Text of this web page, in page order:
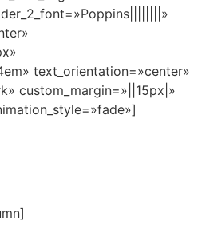
text_orientation=»center»
custom_margin=»||15px|»